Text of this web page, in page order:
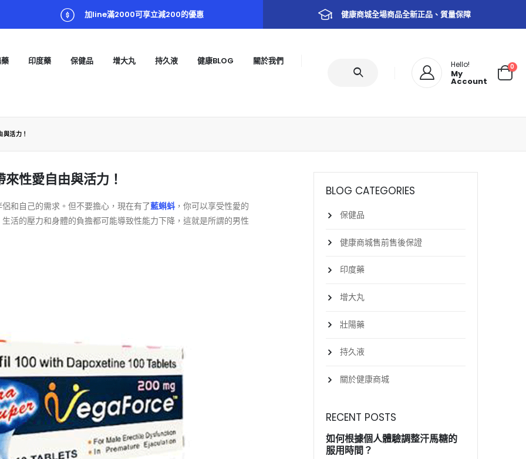
加line滿2000可享立減200的優惠 健康商城全場商品全新正品、質量保障
印度藥 保健品 增大丸 持久液 健康BLOG 關於我們 Hello!
My
Account
0
活力！
性愛自由與活力！
和自己的需求。但不要擔心，現在有了藍蝌蚪，你可以享受性愛的
活的壓力和身體的負擔都可能導致性能力下降，這就是所謂的男性
BLOG CATEGORIES
保健品
健康商城售前售後保證
印度藥
增大丸
壯陽藥
持久液
關於健康商城
RECENT POSTS
如何根據個人體驗調整汗馬糖的
服用時間？